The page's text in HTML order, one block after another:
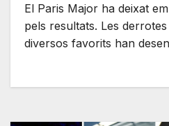
El Paris Major ha deixat
pels resultats. Les
diversos favorits han